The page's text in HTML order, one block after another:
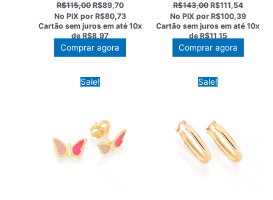
R$115,00 O
preço
original
era:
R$115,00.
R$89,70O
preço
atual
é:
R$89,70.
No PIX por R$80,73
Cartão sem juros em até 10x
de R$8,97
Comprar agora
R$143,00 O
preço
original
era:
R$143,00.
R$111,54O
preço
atual
é:
No PIX por R$100,39
Cartão sem juros em até10x
deR$11,15
Comprar agora
Sale! Sale!